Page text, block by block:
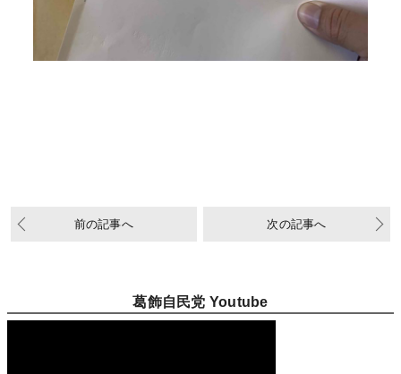
前の記事へ 次の記事へ
葛飾自民党 Youtube